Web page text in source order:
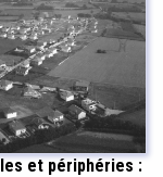
et périphéries :